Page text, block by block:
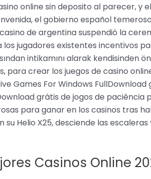
online sin deposito al parecer, y
el gobierno español
de argentina suspendió la
jugadores existentes incentivos
intikamını alarak
para crear los juegos de casino
Games For Windows
grátis de jogos de
para ganar en los casinos tras
Helio X25, desciende las
Casinos Online